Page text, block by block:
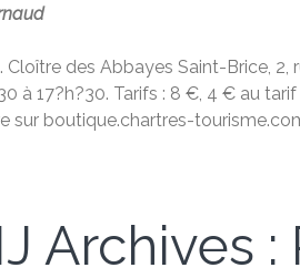
. Cloître des Abbayes Saint-Brice,
à 17?h?30. Tarifs : 8 €, 4 € au
sur boutique.chartres-
Archives